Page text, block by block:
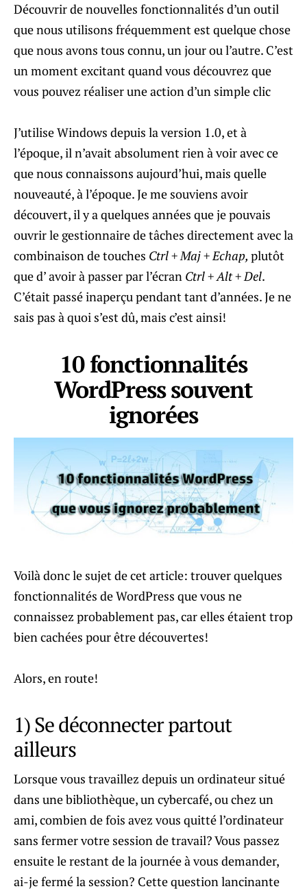
Découvrir de nouvelles fonctionnalités d’un outil
que nous utilisons fréquemment est quelque chose
que nous avons tous connu, un jour ou l’autre. C’est
un moment excitant quand vous découvrez que
vous pouvez réaliser une action d’un simple clic
J’utilise Windows depuis la version 1.0, et à
l’époque, il n’avait absolument rien à voir avec ce
que nous connaissons aujourd’hui, mais quelle
nouveauté, à l’époque. Je me souviens avoir
découvert, il y a quelques années que je pouvais
ouvrir le gestionnaire de tâches directement avec la
combinaison de touches Ctrl + Maj + Echap, plutôt
que d’ avoir à passer par l’écran Ctrl + Alt + Del.
C’était passé inaperçu pendant tant d’années. Je ne
sais pas à quoi s’est dû, mais c’est ainsi!
10 fonctionnalités
WordPress souvent
ignorées
Voilà donc le sujet de cet article: trouver quelques
fonctionnalités de WordPress que vous ne
connaissez probablement pas, car elles étaient trop
bien cachées pour être découvertes!
Alors, en route!
1) Se déconnecter partout
ailleurs
Lorsque vous travaillez depuis un ordinateur situé
dans une bibliothèque, un cybercafé, ou chez un
ami, combien de fois avez vous quitté l’ordinateur
sans fermer votre session de travail? Vous passez
ensuite le restant de la journée à vous demander,
ai-je fermé la session? Cette question lancinante